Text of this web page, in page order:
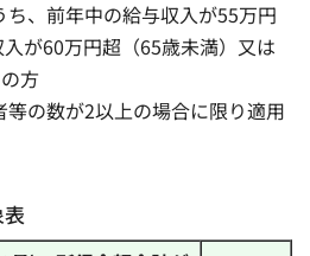
、前年中の給与収入が55万円
が60万円超（65歳未満）又は
方
の数が2以上の場合に限り適用